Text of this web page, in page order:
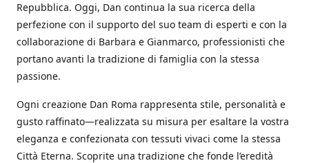
Repubblica. Oggi, Dan continua la sua ricerca della
perfezione con il supporto del suo team di esperti e con la
collaborazione di Barbara e Gianmarco, professionisti che
portano avanti la tradizione di famiglia con la stessa
passione.
Ogni creazione Dan Roma rappresenta stile, personalità e
gusto raffinato—realizzata su misura per esaltare la vostra
eleganza e confezionata con tessuti vivaci come la stessa
Città Eterna. Scoprite una tradizione che fonde l’eredità